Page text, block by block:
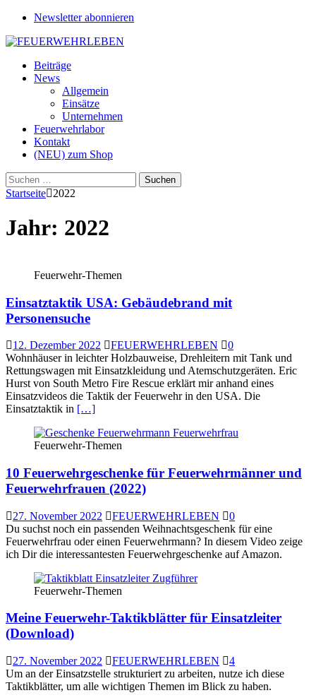
Newsletter abonnieren
Beiträge
News
Allgemein
Einsätze
Unternehmen
Feuerwehrlabor
Kontakt
(NEU) zum Shop
Suchen
nach:
Startseite 2022
Jahr: 2022
Feuerwehr-Themen
Einsatztaktik USA: Gebäudebrand mit
Personensuche
12. Dezember 2022 FEUERWEHRLEBEN
0
Wohnhäuser in leichter Holzbauweise, Drehleitern mit Tank und
Rettungswagen mit Einsatzkleidung und Atemschutzgeräten. Eric
Hurst von South Metro Fire Rescue erklärt mir anhand eines
Einsatzvideos die Taktik der Feuerwehr in den USA. Die
Einsatztaktik in […]
Feuerwehr-Themen
10 Feuerwehrgeschenke für Feuerwehrmänner und
Feuerwehrfrauen (2022)
27. November 2022 FEUERWEHRLEBEN
0
Du suchst noch ein passenden Weihnachtsgeschenk für eine
Feuerwehrfrau oder einen Feuerwehrmann? In diesem Video zeige
ich Dir die interessantesten Feuerwehrgeschenke auf Amazon.
Feuerwehr-Themen
Meine Feuerwehr-Taktikblätter für Einsatzleiter
(Download)
27. November 2022 FEUERWEHRLEBEN
4
Um an der Einsatzstelle strukturiert zu arbeiten, nutze ich diese
Taktikblätter, um alle wichtigen Themen im Blick zu haben.